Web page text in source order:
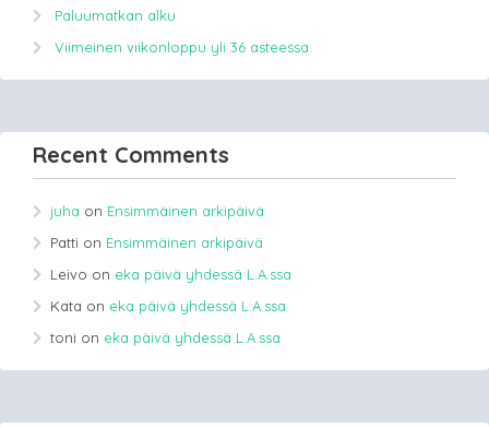
Paluumatkan alku
Viimeinen viikonloppu yli 36 asteessa.
Recent Comments
juha on Ensimmäinen arkipäivä
Patti on Ensimmäinen arkipäivä
Leivo on eka päivä yhdessä L.A.ssa
Kata on eka päivä yhdessä L.A.ssa
toni on eka päivä yhdessä L.A.ssa